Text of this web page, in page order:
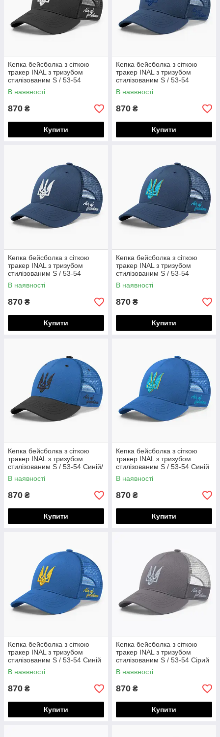
Кепка бейсболка з сіткою
тракер INAL з тризубом
стилізованим S / 53-54
Чорний 58453
В наявності
870 ₴
Купити
Кепка бейсболка з сіткою
тракер INAL з тризубом
стилізованим S / 53-54
Темно-синій 186653
В наявності
870 ₴
Купити
Кепка бейсболка з сіткою
тракер INAL з тризубом
стилізованим S / 53-54
Темно-синій 186753
В наявності
870 ₴
Купити
Кепка бейсболка з сіткою
тракер INAL з тризубом
стилізованим S / 53-54
Темно-синій 84053
В наявності
870 ₴
Купити
Кепка бейсболка з сіткою
тракер INAL з тризубом
стилізованим S / 53-54 Синій/
Чорний 84153
В наявності
870 ₴
Купити
Кепка бейсболка з сіткою
тракер INAL з тризубом
стилізованим S / 53-54 Синій
83953
В наявності
870 ₴
Купити
Кепка бейсболка з сіткою
тракер INAL з тризубом
стилізованим S / 53-54 Синій
84753
В наявності
870 ₴
Купити
Кепка бейсболка з сіткою
тракер INAL з тризубом
стилізованим S / 53-54 Сірий
11153
В наявності
870 ₴
Купити